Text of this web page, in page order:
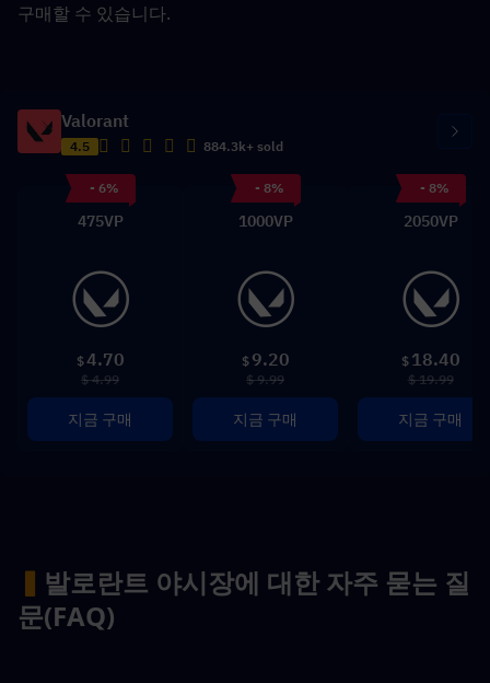
구매할 수 있습니다.
Valorant
4.5 884.3k+ sold
- 6%
475VP
$4.70
$ 4.99
지금 구매
- 8%
1000VP
$ 9.20
$ 9.99
지금 구매
- 8%
2050VP
$ 18.40
$ 19.99
지금 구매
▍ 발로란트 야시장에 대한 자주 묻는 질
문(FAQ)